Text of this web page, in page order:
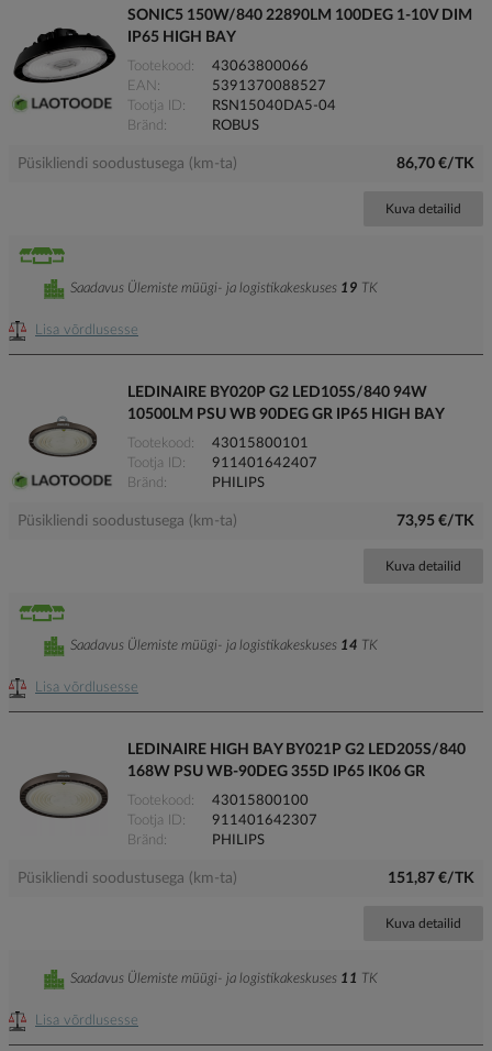
SONIC5 150W/840 22890LM 100DEG 1-10V DIM
IP65 HIGH BAY
Tootekood
43063800066
EAN
5391370088527
Tootja ID
RSN15040DA5-04
Bränd
ROBUS
Püsikliendi soodustusega (km-ta) 86,70 €/TK
Kuva detailid
Lisa võrdlusesse
Saadavus Ülemiste müügi- ja logistikakeskuses 19 TK
LEDINAIRE BY020P G2 LED105S/840 94W
10500LM PSU WB 90DEG GR IP65 HIGH BAY
Tootekood
43015800101
Tootja ID
911401642407
Bränd
PHILIPS
Püsikliendi soodustusega (km-ta) 73,95 €/TK
Kuva detailid
Lisa võrdlusesse
Saadavus Ülemiste müügi- ja logistikakeskuses 14 TK
LEDINAIRE HIGH BAY BY021P G2 LED205S/840
168W PSU WB-90DEG 355D IP65 IK06 GR
Tootekood
43015800100
Tootja ID
911401642307
Bränd
PHILIPS
Püsikliendi soodustusega (km-ta) 151,87 €/TK
Kuva detailid
Lisa võrdlusesse
Saadavus Ülemiste müügi- ja logistikakeskuses 11 TK